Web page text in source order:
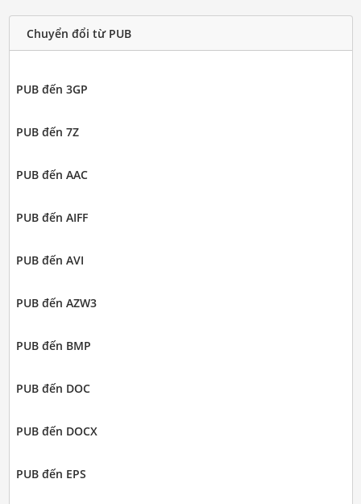
Chuyển đổi từ PUB
PUB đến 3GP
PUB đến 7Z
PUB đến AAC
PUB đến AIFF
PUB đến AVI
PUB đến AZW3
PUB đến BMP
PUB đến DOC
PUB đến DOCX
PUB đến EPS